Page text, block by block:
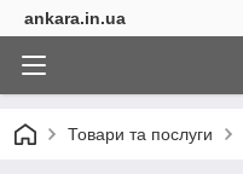
ankara.in.ua
Товари та послуги